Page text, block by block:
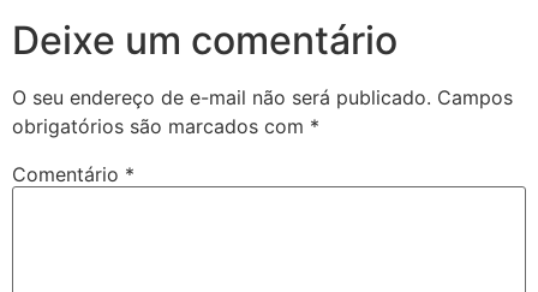
Deixe um comentário
O seu endereço de e-mail não será publicado. Campos
obrigatórios são marcados com *
Comentário *